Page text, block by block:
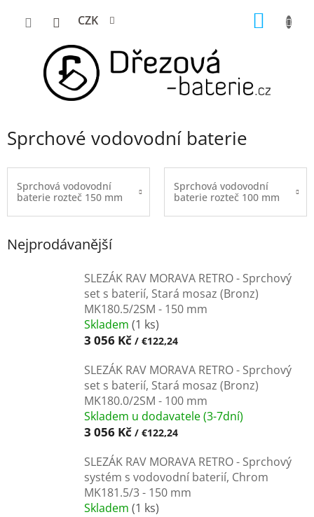
CZK
Sprchové vodovodní baterie
Sprchová vodovodní
baterie rozteč 150 mm
Sprchová vodovodní
baterie rozteč 100 mm
Nejprodávanější
SLEZÁK RAV MORAVA RETRO - Sprchový
set s baterií, Stará mosaz (Bronz)
MK180.5/2SM - 150 mm
Skladem (1 ks)
3 056 Kč / €122,24
SLEZÁK RAV MORAVA RETRO - Sprchový
set s baterií, Stará mosaz (Bronz)
MK180.0/2SM - 100 mm
Skladem u dodavatele (3-7dní)
3 056 Kč / €122,24
SLEZÁK RAV MORAVA RETRO - Sprchový
systém s vodovodní baterií, Chrom
MK181.5/3 - 150 mm
Skladem (1 ks)